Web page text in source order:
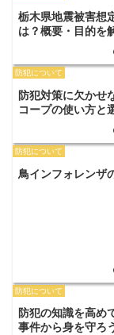
栃木県地震被害想
は？概要・目的を
防犯について
防犯対策に欠かせ
コープの使い方と
防犯について
鳥インフォレンザ
防犯について
防犯の知識を高め
事件から身を守ろ